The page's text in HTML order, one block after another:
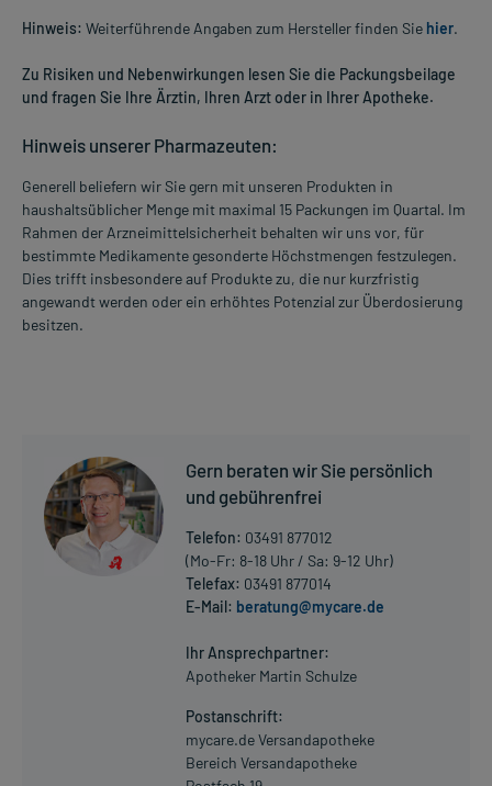
Hinweis: Weiterführende Angaben zum Hersteller finden Sie hier.
Zu Risiken und Nebenwirkungen lesen Sie die Packungsbeilage
und fragen Sie Ihre Ärztin, Ihren Arzt oder in Ihrer Apotheke.
Hinweis unserer Pharmazeuten:
Generell beliefern wir Sie gern mit unseren Produkten in
haushaltsüblicher Menge mit maximal 15 Packungen im Quartal. Im
Rahmen der Arzneimittelsicherheit behalten wir uns vor, für
bestimmte Medikamente gesonderte Höchstmengen festzulegen.
Dies trifft insbesondere auf Produkte zu, die nur kurzfristig
angewandt werden oder ein erhöhtes Potenzial zur Überdosierung
besitzen.
Gern beraten wir Sie persönlich
und gebührenfrei
Telefon: 03491 877012
(Mo-Fr: 8-18 Uhr / Sa: 9-12 Uhr)
Telefax: 03491 877014
E-Mail: beratung@mycare.de
Ihr Ansprechpartner:
Apotheker Martin Schulze
Postanschrift:
mycare.de Versandapotheke
Bereich Versandapotheke